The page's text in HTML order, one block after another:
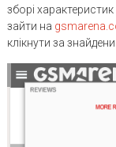
зборі
зайти на
клікнути за